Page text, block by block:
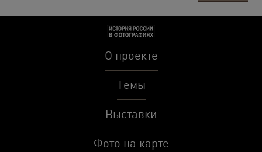
О проекте
Темы
Выставки
Фото на карте